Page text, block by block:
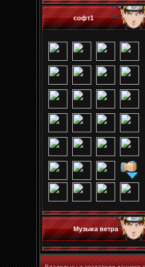
софт1
Музыка ветра